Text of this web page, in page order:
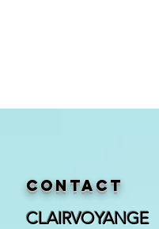
Contact
CLAIRVOYANGE